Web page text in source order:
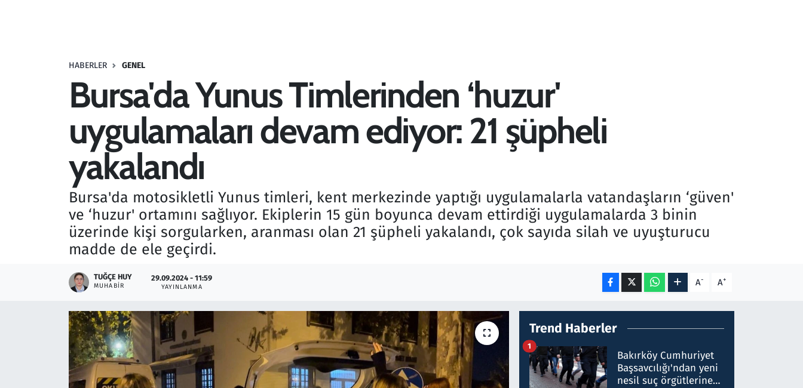
HABERLER GENEL
Bursa'da Yunus Timlerinden ‘huzur'
uygulamaları devam ediyor: 21 şüpheli
yakalandı
Bursa'da motosikletli Yunus timleri, kent merkezinde yaptığı uygulamalarla vatandaşların ‘güven'
ve ‘huzur' ortamını sağlıyor. Ekiplerin 15 gün boyunca devam ettirdiği uygulamalarda 3 binin
üzerinde kişi sorgularken, aranması olan 21 şüpheli yakalandı, çok sayıda silah ve uyuşturucu
madde de ele geçirdi.
TUĞÇE HUY
MUHABIR
29.09.2024 - 11:59
YAYINLANMA A- A+
Trend Haberler
Bakırköy Cumhuriyet
Başsavcılığı'ndan yeni
nesil suç örgütlerine
1
Teknoloji ve Bilim
Televizyon